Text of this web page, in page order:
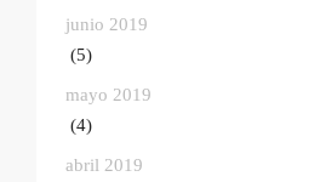
junio 2019
(5)
mayo 2019
(4)
abril 2019